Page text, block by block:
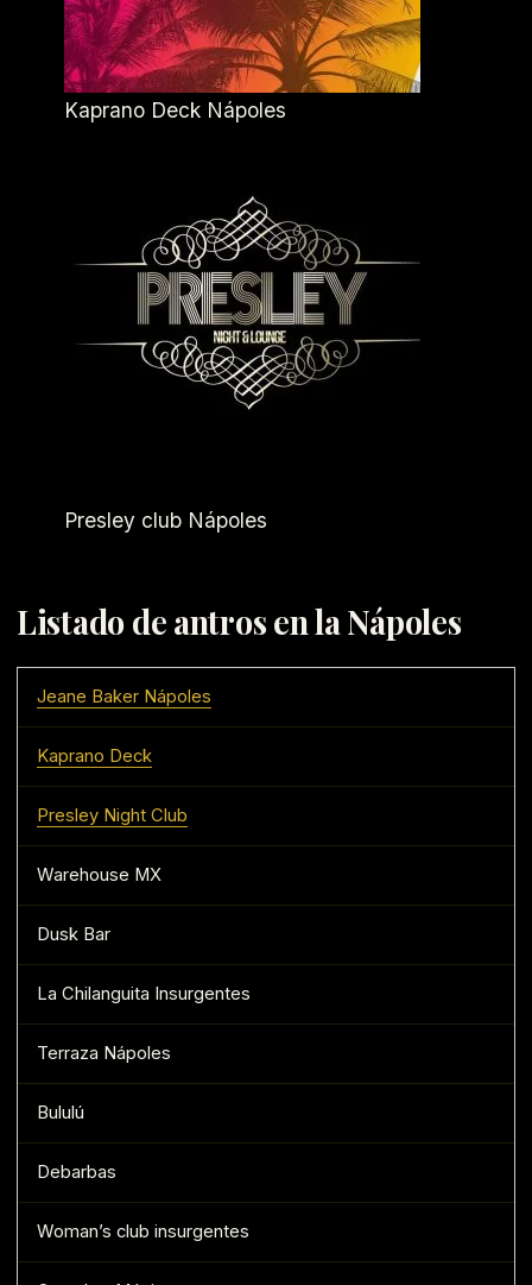
Kaprano Deck Nápoles
Presley club Nápoles
Listado de antros en la Nápoles
Jeane Baker Nápoles
Kaprano Deck
Presley Night Club
Warehouse MX
Dusk Bar
La Chilanguita Insurgentes
Terraza Nápoles
Bululú
Debarbas
Woman’s club insurgentes